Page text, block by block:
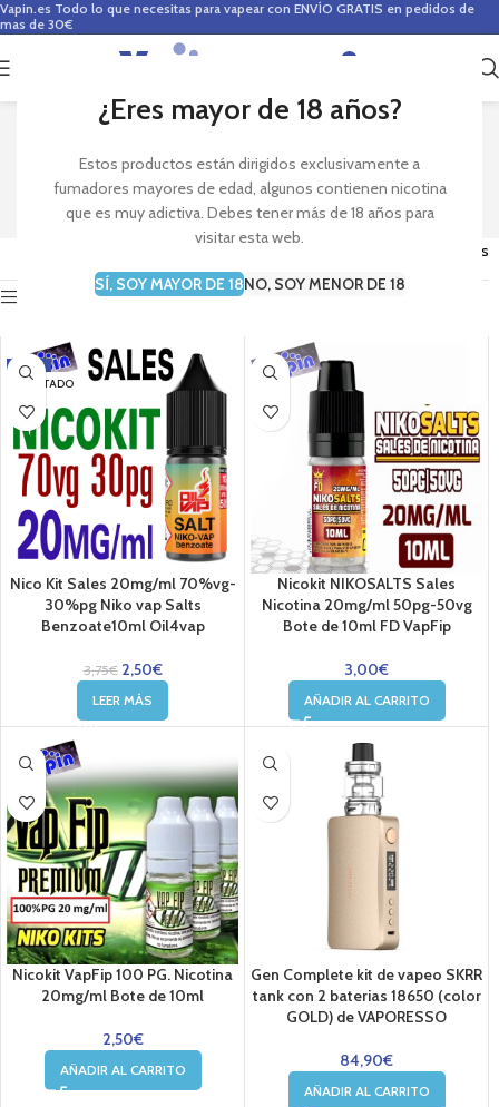
¿Eres mayor de 18 años?
Estos productos están dirigidos exclusivamente a
fumadores mayores de edad, algunos contienen nicotina
que es muy adictiva. Debes tener más de 18 años para
visitar esta web.
SÍ, SOY MAYOR DE 18NO, SOY MENOR DE 18
Vapin.es Todo lo que necesitas para vapear con ENVÍO GRATIS en pedidos de
mas de 30€
0
RECOMENDADOS
Mostrando 1–48 de 81 resultados
Mostrar barra lateral
-33%
AGOTADO
Nico Kit Sales 20mg/ml 70%vg-
30%pg Niko vap Salts
Benzoate10ml Oil4vap
3,75€ 2,50€
LEER MÁS
Nicokit NIKOSALTS Sales
Nicotina 20mg/ml 50pg-50vg
Bote de 10ml FD VapFip
3,00€
AÑADIR AL CARRITO
Nicokit VapFip 100 PG. Nicotina
20mg/ml Bote de 10ml
2,50€
AÑADIR AL CARRITO
Gen Complete kit de vapeo SKRR
tank con 2 baterias 18650 (color
GOLD) de VAPORESSO
84,90€
AÑADIR AL CARRITO